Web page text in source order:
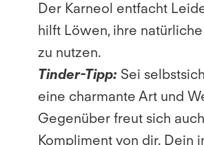
Der Karneol entfacht
hilft Löwen, ihre
zu nutzen.
Tinder-Tipp: Sei
eine charmante Art und
Gegenüber freut sich
Kompliment von dir. Dein